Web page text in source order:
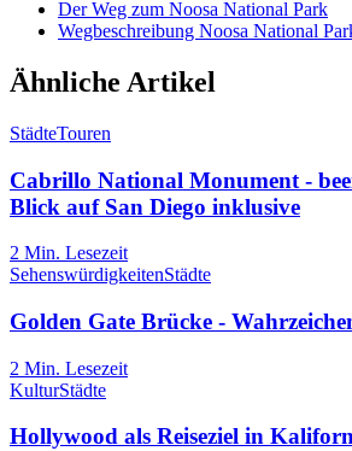
Der Weg zum Noosa National Park
Wegbeschreibung Noosa National
Ähnliche Artikel
StädteTouren
Cabrillo National Monument -
Blick auf San Diego inklusive
2 Min. Lesezeit
SehenswürdigkeitenStädte
Golden Gate Brücke -
2 Min. Lesezeit
KulturStädte
Hollywood als Reiseziel in